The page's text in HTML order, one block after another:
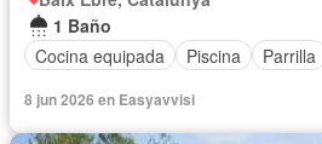
1 Baño
Cocina equipada
Piscina Parrilla
8 jun 2026 en Easyavvisi